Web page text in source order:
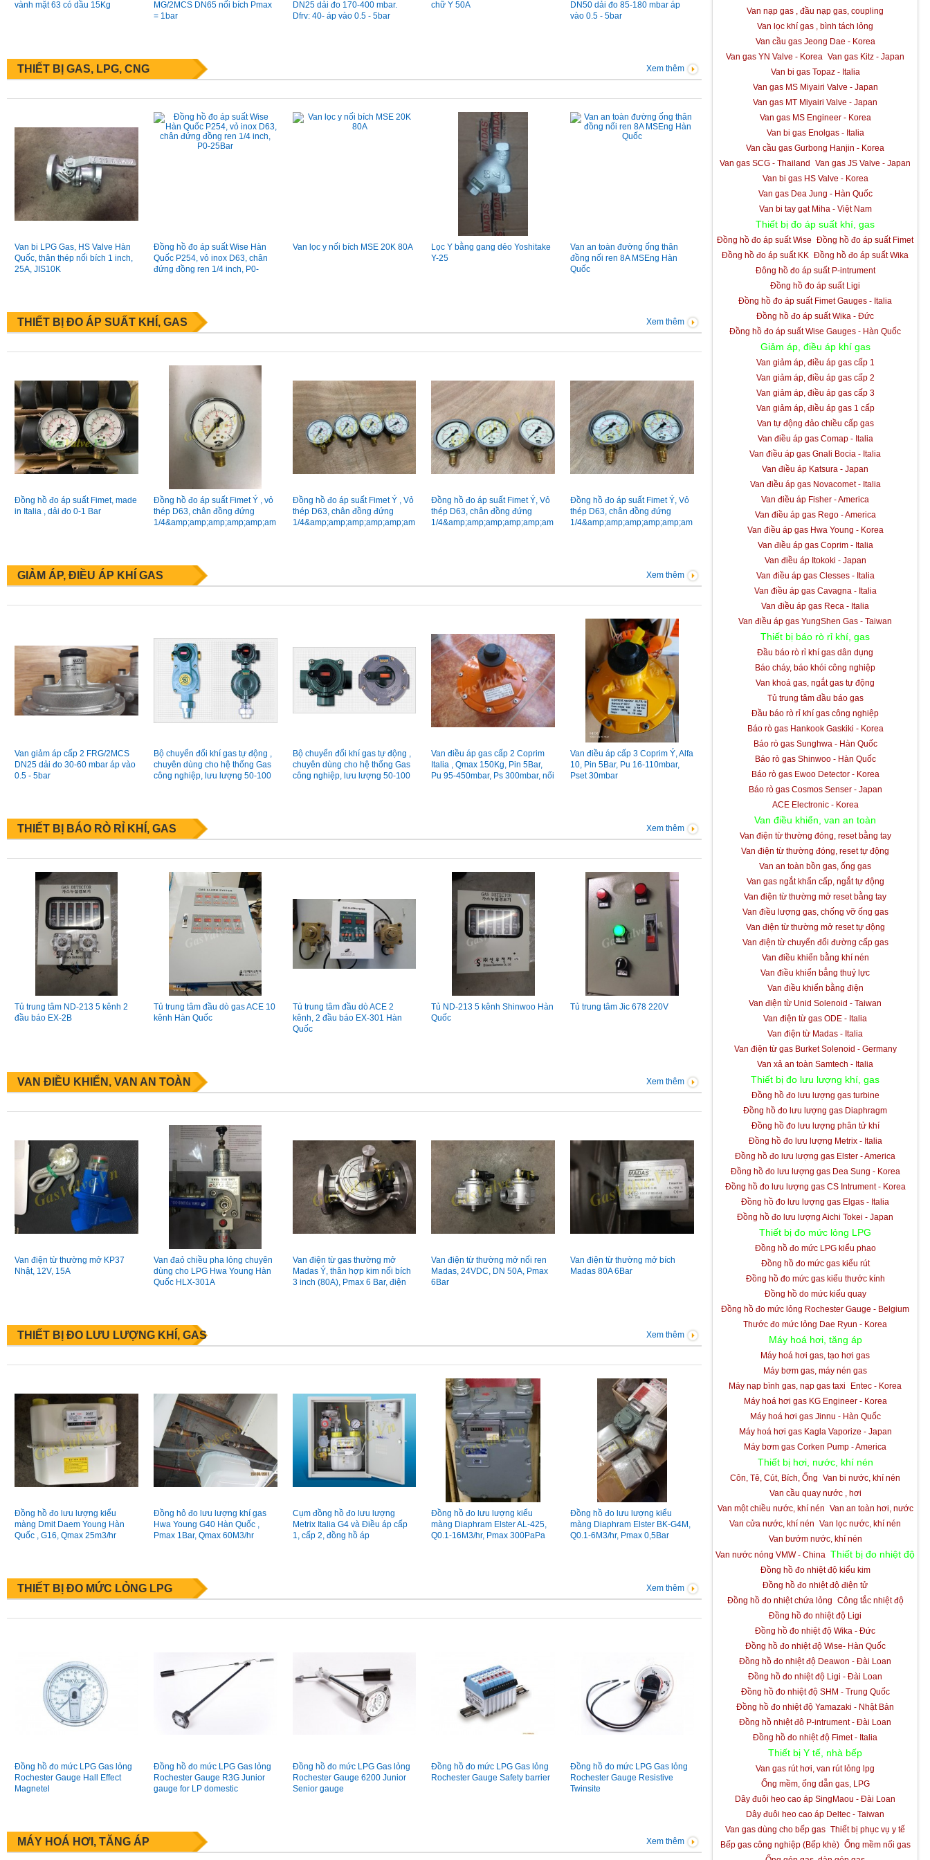
Van nạp gas , đầu nạp gas, coupling
Van lọc khí gas , bình tách lỏng
Van cầu gas Jeong Dae - Korea
Van gas YN Valve - Korea Van gas Kitz - Japan
Van bi gas Topaz - Italia
Van gas MS Miyairi Valve - Japan
Van gas MT Miyairi Valve - Japan
Van gas MS Engineer - Korea
Van bi gas Enolgas - Italia
Van cầu gas Gurbong Hanjin - Korea
Van gas SCG - Thailand Van gas JS Valve - Japan
Van bi gas HS Valve - Korea
Van gas Dea Jung - Hàn Quốc
Van bi tay gạt Miha - Việt Nam
Thiết bị đo áp suất khí, gas
Đồng hồ đo áp suất Wise Đồng hồ đo áp suất Fimet
Đồng hồ đo áp suất KK Đồng hồ đo áp suất Wika
Đông hồ đo áp suất P-intrument
Đồng hồ đo áp suất Ligi
Đồng hồ đo áp suất Fimet Gauges - Italia
Đồng hồ đo áp suất Wika - Đức
Đồng hồ đo áp suất Wise Gauges - Hàn Quốc
Giảm áp, điều áp khí gas
Van giảm áp, điều áp gas cấp 1
Van giảm áp, điều áp gas cấp 2
Van giảm áp, điều áp gas cấp 3
Van giảm áp, điều áp gas 1 cấp
Van tự động đảo chiều cấp gas
Van điều áp gas Comap - Italia
Van điều áp gas Gnali Bocia - Italia
Van điều áp Katsura - Japan
Van điều áp gas Novacomet - Italia
Van điều áp Fisher - America
Van điều áp gas Rego - America
Van điều áp gas Hwa Young - Korea
Van điều áp gas Coprim - Italia
Van điều áp Itokoki - Japan
Van điều áp gas Clesses - Italia
Van điều áp gas Cavagna - Italia
Van điều áp gas Reca - Italia
Van điều áp gas YungShen Gas - Taiwan
Thiết bị báo rò rỉ khí, gas
Đầu báo rò rỉ khí gas dân dụng
Báo cháy, báo khói công nghiệp
Van khoá gas, ngắt gas tự động
Tủ trung tâm đầu báo gas
Đầu báo rò rỉ khí gas công nghiệp
Báo rò gas Hankook Gaskiki - Korea
Báo rò gas Sunghwa - Hàn Quốc
Báo rò gas Shinwoo - Hàn Quốc
Báo rò gas Ewoo Detector - Korea
Báo rò gas Cosmos Senser - Japan
ACE Electronic - Korea
Van điều khiển, van an toàn
Van điện từ thường đóng, reset bằng tay
Van điện từ thường đóng, reset tự động
Van an toàn bồn gas, ống gas
Van gas ngắt khẩn cấp, ngắt tự động
Van điện từ thường mở reset bằng tay
Van điều lượng gas, chống vỡ ống gas
Van điện từ thường mở reset tự động
Van điện từ chuyển đổi đường cấp gas
Van điều khiển bằng khí nén
Van điều khiển bẳng thuỷ lực
Van điều khiển bằng điện
Van điện từ Unid Solenoid - Taiwan
Van điện từ gas ODE - Italia
Van điện từ Madas - Italia
Van điện từ gas Burket Solenoid - Germany
Van xả an toàn Samtech - Italia
Thiết bị đo lưu lượng khí, gas
Đồng hồ đo lưu lượng gas turbine
Đồng hồ đo lưu lượng gas Diaphragm
Đồng hồ đo lưu lượng phân tử khí
Đồng hồ đo lưu lượng Metrix - Italia
Đồng hồ đo lưu lượng gas Elster - America
Đồng hồ đo lưu lượng gas Dea Sung - Korea
Đồng hồ đo lưu lượng gas CS Intrument - Korea
Đồng hồ đo lưu lượng gas Elgas - Italia
Đồng hồ đo lưu lượng Aichi Tokei - Japan
Thiết bị đo mức lỏng LPG
Đồng hồ đo mức LPG kiểu phao
Đồng hồ đo mức gas kiểu rút
Đồng hồ đo mức gas kiểu thước kính
Đồng hồ do mức kiểu quay
Đồng hồ đo mức lỏng Rochester Gauge - Belgium
Thước đo mức lỏng Dae Ryun - Korea
Máy hoá hơi, tăng áp
Máy hoá hơi gas, tạo hơi gas
Máy bơm gas, máy nén gas
Máy nạp bình gas, nạp gas taxi
Entec - Korea
Máy hoá hơi gas KG Engineer - Korea
Máy hoá hơi gas Jinnu - Hàn Quốc
Máy hoá hơi gas Kagla Vaporize - Japan
Máy bơm gas Corken Pump - America
Thiết bị hơi, nước, khí nén
Côn, Tê, Cút, Bích, Ống Van bi nước, khí nén
Van cầu quay nước , hơi
Van một chiều nước, khí nén Van an toàn hơi, nước
Van cửa nước, khí nén Van lọc nước, khí nén
Van bướm nước, khí nén
Van nước nóng VMW - China Thiết bị đo nhiệt độ
Đồng hồ đo nhiệt độ kiểu kim
Đồng hồ đo nhiệt độ điện tử
Đồng hồ đo nhiệt chứa lỏng Công tắc nhiệt độ
Đồng hồ đo nhiệt độ Ligi
Đồng hồ đo nhiệt độ Wika - Đức
Đồng hồ đo nhiệt độ Wise- Hàn Quốc
Đồng hồ đo nhiệt độ Deawon - Đài Loan
Đồng hồ đo nhiệt độ Ligi - Đài Loan
Đồng hồ đo nhiệt độ SHM - Trung Quốc
Đồng hồ đo nhiệt độ Yamazaki - Nhật Bản
Đồng hồ nhiệt đô P-intrument - Đài Loan
Đồng hồ đo nhiệt độ Fimet - Italia
Thiết bị Y tế, nhà bếp
Van gas rút hơi, van rút lỏng lpg
Ống mềm, ống dẫn gas, LPG
Dây đuôi heo cao áp SingMaou - Đài Loan
Dây đuôi heo cao áp Deltec - Taiwan
Van gas dùng cho bếp gas Thiết bị phục vụ y tế
Bếp gas công nghiệp (Bếp khè) Ống mềm nối gas
vành mặt 63 có dầu 15Kg
MG/2MCS DN65 nối bích Pmax
= 1bar
DN25 dải đo 170-400 mbar.
Dfrv: 40- áp vào 0.5 - 5bar
chữ Y 50A
DN50 dải đo 85-180 mbar áp
vào 0.5 - 5bar
THIẾT BỊ GAS, LPG, CNG Xem thêm
Van bi LPG Gas, HS Valve Hàn
Quốc, thân thép nối bích 1 inch,
25A, JIS10K
Đồng hồ đo áp suất Wise Hàn
Quốc P254, vỏ inox D63, chân
đứng đồng ren 1/4 inch, P0-
Van lọc y nối bích MSE 20K 80A
Lọc Y bằng gang dẻo Yoshitake
Y-25
Van an toàn đường ống thân
đồng nối ren 8A MSEng Hàn
Quốc
THIẾT BỊ ĐO ÁP SUẤT KHÍ, GAS Xem thêm
Đồng hồ đo áp suất Fimet, made
in Italia , dải đo 0-1 Bar
Đồng hồ đo áp suất Fimet Ý , vỏ
thép D63, chân đồng đứng
1/4&amp;amp;amp;amp;amp;am
Đồng hồ đo áp suất Fimet Ý , Vỏ
thép D63, chân đồng đứng
1/4&amp;amp;amp;amp;amp;am
Đồng hồ đo áp suất Fimet Ý, Vỏ
thép D63, chân đồng đứng
1/4&amp;amp;amp;amp;amp;am
Đồng hồ đo áp suất Fimet Ý, Vỏ
thép D63, chân đồng đứng
1/4&amp;amp;amp;amp;amp;am
GIẢM ÁP, ĐIỀU ÁP KHÍ GAS Xem thêm
Van giảm áp cấp 2 FRG/2MCS
DN25 dải đo 30-60 mbar áp vào
0.5 - 5bar
Bộ chuyển đổi khí gas tự động ,
chuyên dùng cho hệ thống Gas
công nghiệp, lưu lượng 50-100
Bộ chuyển đổi khí gas tự động ,
chuyên dùng cho hệ thống Gas
công nghiệp, lưu lượng 50-100
Van điều áp gas cấp 2 Coprim
Italia , Qmax 150Kg, Pin 5Bar,
Pu 95-450mbar, Ps 300mbar, nối
Van điều áp cấp 3 Coprim Ý, Alfa
10, Pin 5Bar, Pu 16-110mbar,
Pset 30mbar
THIẾT BỊ BÁO RÒ RỈ KHÍ, GAS Xem thêm
Tủ trung tâm ND-213 5 kênh 2
đầu báo EX-2B
Tủ trung tâm đầu dò gas ACE 10
kênh Hàn Quốc
Tủ trung tâm đầu dò ACE 2
kênh, 2 đầu báo EX-301 Hàn
Quốc
Tủ ND-213 5 kênh Shinwoo Hàn
Quốc
Tủ trung tâm Jic 678 220V
VAN ĐIỀU KHIỂN, VAN AN TOÀN Xem thêm
Van điện từ thường mở KP37
Nhật, 12V, 15A
Van đaỏ chiều pha lỏng chuyên
dùng cho LPG Hwa Young Hàn
Quốc HLX-301A
Van điện từ gas thường mở
Madas Ý, thân hợp kim nối bích
3 inch (80A), Pmax 6 Bar, điện
Van điện từ thường mở nối ren
Madas, 24VDC, DN 50A, Pmax
6Bar
Van điện từ thường mở bích
Madas 80A 6Bar
THIẾT BỊ ĐO LƯU LƯỢNG KHÍ, GAS Xem thêm
Đồng hồ đo lưu lượng kiểu
màng Dmit Daem Young Hàn
Quốc , G16, Qmax 25m3/hr
Đồng hô đo lưu lượng khí gas
Hwa Young G40 Hàn Quốc ,
Pmax 1Bar, Qmax 60M3/hr
Cụm đồng hồ đo lưu lượng
Metrix Italia G4 và Điều áp cấp
1, cấp 2, đồng hồ áp
Đồng hồ đo lưu lượng kiểu
màng Diaphram Elster AL-425,
Q0.1-16M3/hr, Pmax 300PaPa
Đồng hồ đo lưu lượng kiểu
màng Diaphram Elster BK-G4M,
Q0.1-6M3/hr, Pmax 0,5Bar
THIẾT BỊ ĐO MỨC LỎNG LPG Xem thêm
Đồng hồ đo mức LPG Gas lỏng
Rochester Gauge Hall Effect
Magnetel
Đồng hồ đo mức LPG Gas lỏng
Rochester Gauge R3G Junior
gauge for LP domestic
Đồng hồ đo mức LPG Gas lỏng
Rochester Gauge 6200 Junior
Senior gauge
Đồng hồ đo mức LPG Gas lỏng
Rochester Gauge Safety barrier
Đồng hồ đo mức LPG Gas lỏng
Rochester Gauge Resistive
Twinsite
MÁY HOÁ HƠI, TĂNG ÁP Xem thêm